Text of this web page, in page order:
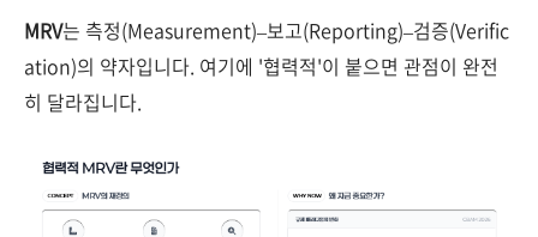
MRV는 측정(Measurement)–보고(Reporting)–검증(Verific
ation)의 약자입니다. 여기에 '협력적'이 붙으면 관점이 완전
히 달라집니다.